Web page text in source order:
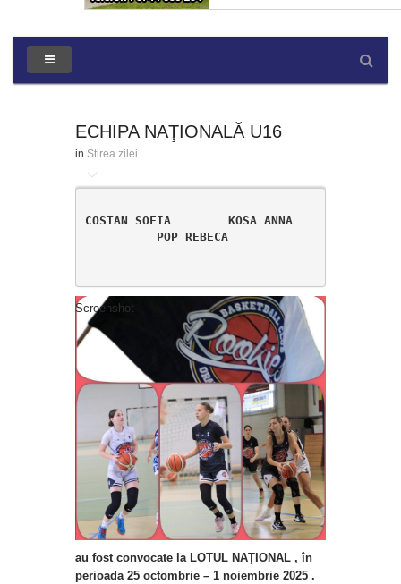
ECHIPA NAŢIONALĂ U16
in Stirea zilei
COSTAN SOFIA        KOSA ANNA
POP REBECA
Screenshot
au fost convocate la LOTUL NAŢIONAL , în
perioada 25 octombrie – 1 noiembrie 2025 .